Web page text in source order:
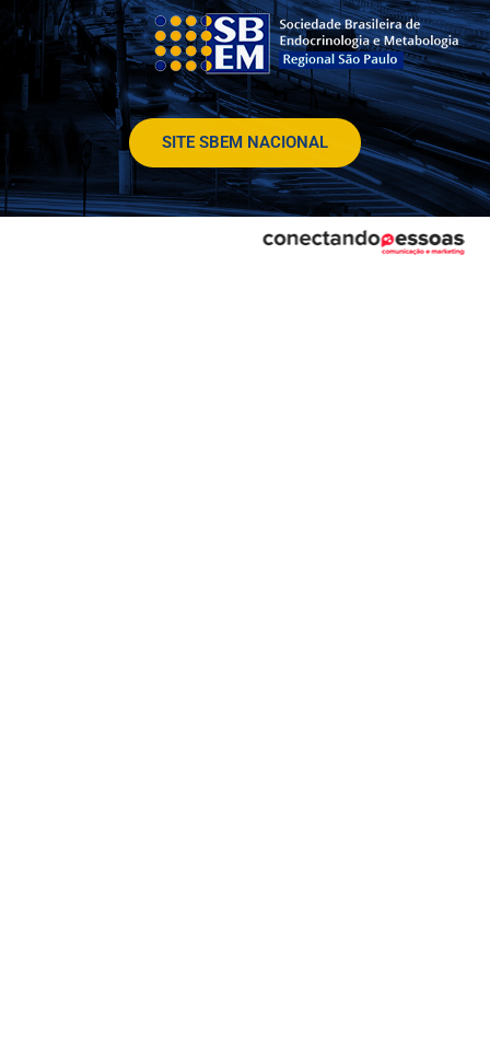
SITE SBEM NACIONAL